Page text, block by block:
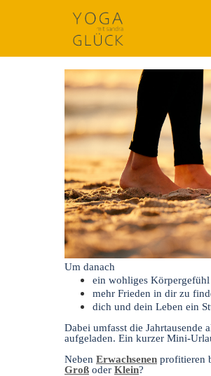
Um danach
ein wohliges Körpergefühl
mehr Frieden in dir zu
dich und dein Leben ein
Dabei umfasst die
aufgeladen. Ein kurzer Mini-
Neben Erwachsenen profitieren
Groß oder Klein?